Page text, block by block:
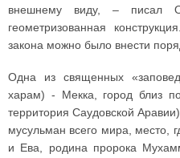
внешнему виду, –
геометризованная
закона можно было внести
Одна из священных
харам) - Мекка, город близ
территория Саудовской
мусульман всего мира, место,
и Ева, родина пророка